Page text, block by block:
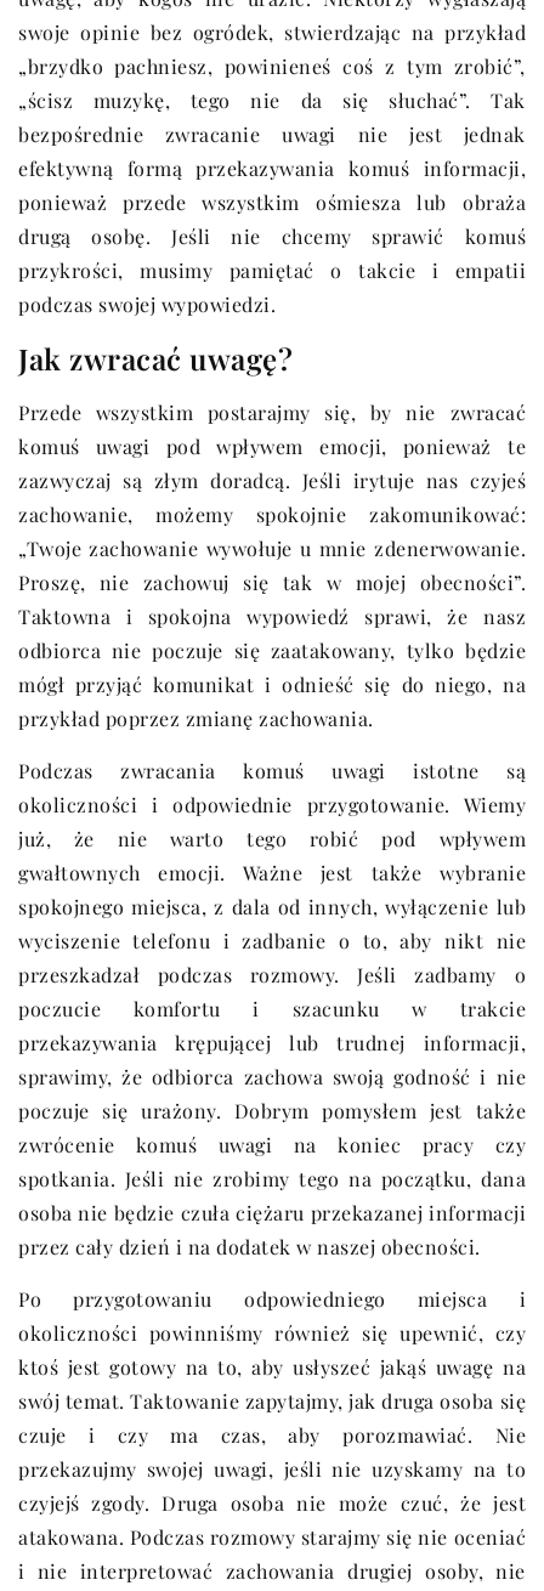
swoje opinie bez ogródek, stwierdzając na przykład
„brzydko pachniesz, powinieneś coś z tym zrobić”,
„ścisz muzykę, tego nie da się słuchać”. Tak
bezpośrednie zwracanie uwagi nie jest jednak
efektywną formą przekazywania komuś informacji,
ponieważ przede wszystkim ośmiesza lub obraża
drugą osobę. Jeśli nie chcemy sprawić komuś
przykrości, musimy pamiętać o takcie i empatii
podczas swojej wypowiedzi.
Jak zwracać uwagę?
Przede wszystkim postarajmy się, by nie zwracać
komuś uwagi pod wpływem emocji, ponieważ te
zazwyczaj są złym doradcą. Jeśli irytuje nas czyjeś
zachowanie, możemy spokojnie zakomunikować:
„Twoje zachowanie wywołuje u mnie zdenerwowanie.
Proszę, nie zachowuj się tak w mojej obecności”.
Taktowna i spokojna wypowiedź sprawi, że nasz
odbiorca nie poczuje się zaatakowany, tylko będzie
mógł przyjąć komunikat i odnieść się do niego, na
przykład poprzez zmianę zachowania.
Podczas zwracania komuś uwagi istotne są
okoliczności i odpowiednie przygotowanie. Wiemy
już, że nie warto tego robić pod wpływem
gwałtownych emocji. Ważne jest także wybranie
spokojnego miejsca, z dala od innych, wyłączenie lub
wyciszenie telefonu i zadbanie o to, aby nikt nie
przeszkadzał podczas rozmowy. Jeśli zadbamy o
poczucie komfortu i szacunku w trakcie
przekazywania krępującej lub trudnej informacji,
sprawimy, że odbiorca zachowa swoją godność i nie
poczuje się urażony. Dobrym pomysłem jest także
zwrócenie komuś uwagi na koniec pracy czy
spotkania. Jeśli nie zrobimy tego na początku, dana
osoba nie będzie czuła ciężaru przekazanej informacji
przez cały dzień i na dodatek w naszej obecności.
Po przygotowaniu odpowiedniego miejsca i
okoliczności powinniśmy również się upewnić, czy
ktoś jest gotowy na to, aby usłyszeć jakąś uwagę na
swój temat. Taktowanie zapytajmy, jak druga osoba się
czuje i czy ma czas, aby porozmawiać. Nie
przekazujmy swojej uwagi, jeśli nie uzyskamy na to
czyjejś zgody. Druga osoba nie może czuć, że jest
atakowana. Podczas rozmowy starajmy się nie oceniać
i nie interpretować zachowania drugiej osoby, nie